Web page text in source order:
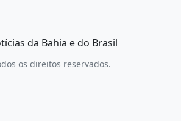
da Bahia e do Brasil
os direitos reservados.